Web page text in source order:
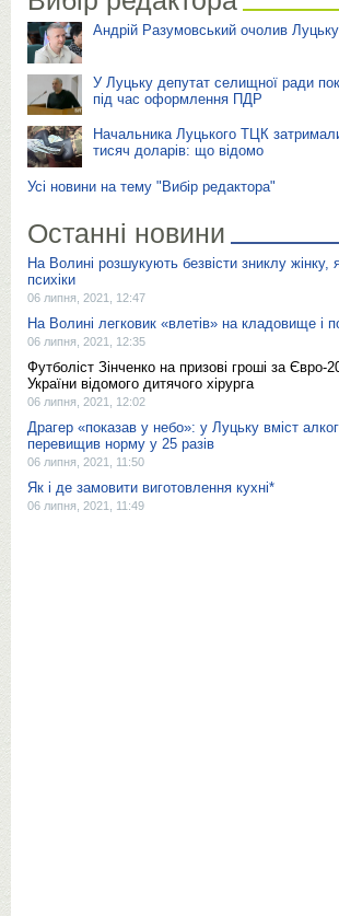
Андрій Разумовський очолив
У Луцьку депутат селищної ради
під час оформлення ПДР
Начальника Луцького ТЦК
тисяч доларів: що відомо
Усі новини на тему "Вибір редактора"
Останні новини
На Волині розшукують безвісти зниклу жінку,
психіки
06 липня, 2021, 12:47
На Волині легковик «влетів» на кладовище і
06 липня, 2021, 12:35
Футболіст Зінченко на призові гроші за Євро-
України відомого дитячого хірурга
06 липня, 2021, 12:02
Драгер «показав у небо»: у Луцьку вміст
перевищив норму у 25 разів
06 липня, 2021, 11:50
Як і де замовити виготовлення кухні*
06 липня, 2021, 11:49